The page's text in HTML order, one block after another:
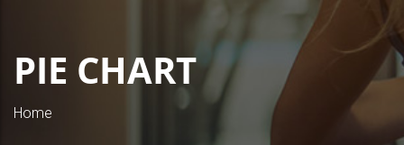
PIE CHART
Home